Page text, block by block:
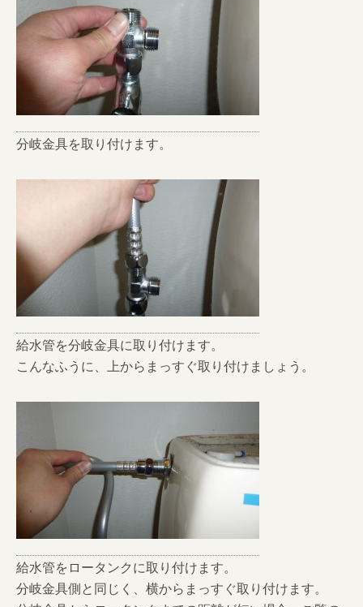
分岐金具を取り付けます。
給水管を分岐金具に取り付けます。
こんなふうに、上からまっすぐ取り付けましょう。
給水管をロータンクに取り付けます。
分岐金具側と同じく、横からまっすぐ取り付けます。